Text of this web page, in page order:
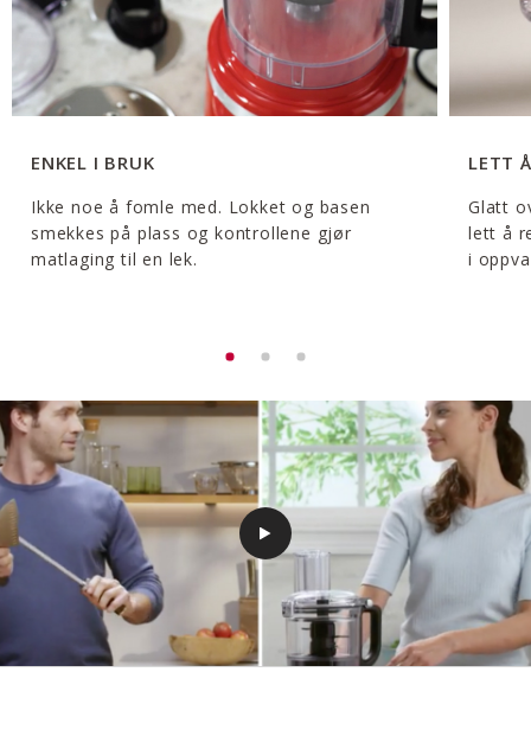
ENKEL I BRUK
Ikke noe å fomle med. Lokket og basen
smekkes på plass og kontrollene gjør
matlaging til en lek.
LETT
Glatt
lett å
i